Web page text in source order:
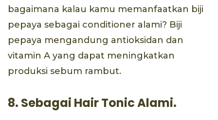
bagaimana kalau kamu memanfaatkan biji
pepaya sebagai conditioner alami? Biji
pepaya mengandung antioksidan dan
vitamin A yang dapat meningkatkan
produksi sebum rambut.
8. Sebagai Hair Tonic Alami.